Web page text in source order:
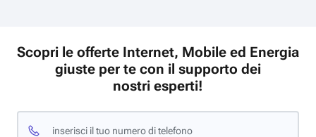
Scopri le offerte Internet, Mobile ed Energia
giuste per te con il supporto dei
nostri esperti!
inserisci il tuo numero di telefono